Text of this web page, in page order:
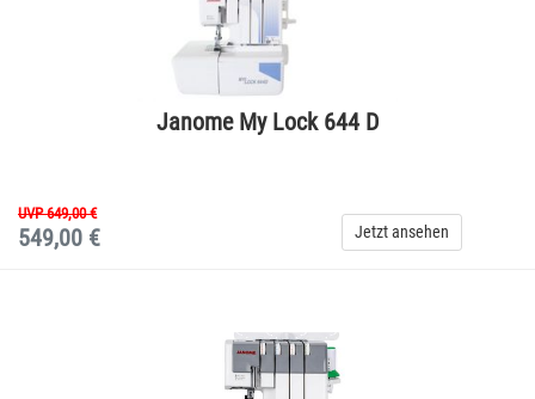
Janome My Lock 644 D
UVP 649,00 €
549,00 € Jetzt ansehen